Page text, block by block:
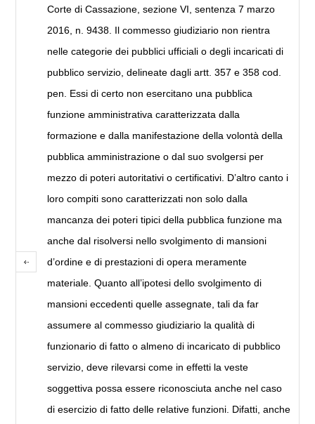
Corte di Cassazione, sezione VI, sentenza 7 marzo
2016, n. 9438. Il commesso giudiziario non rientra
nelle categorie dei pubblici ufficiali o degli incaricati di
pubblico servizio, delineate dagli artt. 357 e 358 cod.
pen. Essi di certo non esercitano una pubblica
funzione amministrativa caratterizzata dalla
formazione e dalla manifestazione della volontà della
pubblica amministrazione o dal suo svolgersi per
mezzo di poteri autoritativi o certificativi. D’altro canto i
loro compiti sono caratterizzati non solo dalla
mancanza dei poteri tipici della pubblica funzione ma
anche dal risolversi nello svolgimento di mansioni
d’ordine e di prestazioni di opera meramente
materiale. Quanto all’ipotesi dello svolgimento di
mansioni eccedenti quelle assegnate, tali da far
assumere al commesso giudiziario la qualità di
funzionario di fatto o almeno di incaricato di pubblico
servizio, deve rilevarsi come in effetti la veste
soggettiva possa essere riconosciuta anche nel caso
di esercizio di fatto delle relative funzioni. Difatti, anche